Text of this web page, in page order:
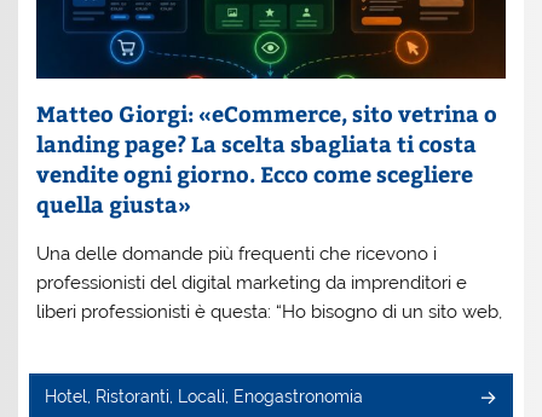
Matteo Giorgi: «eCommerce, sito vetrina o
landing page? La scelta sbagliata ti costa
vendite ogni giorno. Ecco come scegliere
quella giusta»
Una delle domande più frequenti che ricevono i
professionisti del digital marketing da imprenditori e
liberi professionisti è questa: “Ho bisogno di un sito web,
Hotel, Ristoranti, Locali, Enogastronomia